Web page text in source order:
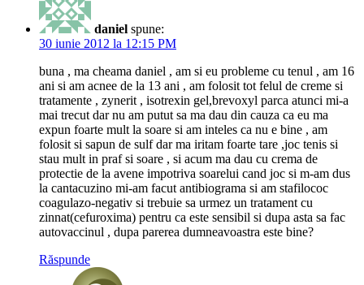
daniel spune:
30 iunie 2012 la 12:15 PM
buna , ma cheama daniel , am si eu probleme cu tenul , am 16
ani si am acnee de la 13 ani , am folosit tot felul de creme si
tratamente , zynerit , isotrexin gel,brevoxyl parca atunci mi-a
mai trecut dar nu am putut sa ma dau din cauza ca eu ma
expun foarte mult la soare si am inteles ca nu e bine , am
folosit si sapun de sulf dar ma iritam foarte tare ,joc tenis si
stau mult in praf si soare , si acum ma dau cu crema de
protectie de la avene impotriva soarelui cand joc si m-am dus
la cantacuzino mi-am facut antibiograma si am stafilococ
coagulazo-negativ si trebuie sa urmez un tratament cu
zinnat(cefuroxima) pentru ca este sensibil si dupa asta sa fac
autovaccinul , dupa parerea dumneavoastra este bine?
Răspunde